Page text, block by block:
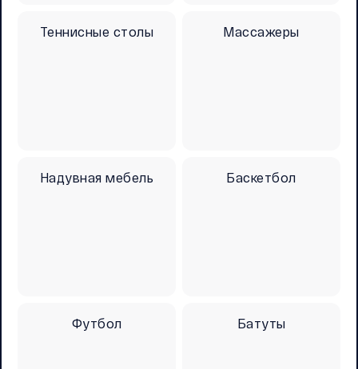
Теннисные столы Массажеры
Надувная мебель Баскетбол
Футбол Батуты